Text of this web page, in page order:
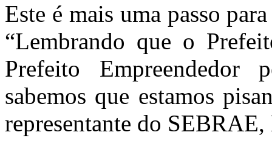
Este é mais uma passo
“Lembrando que o
Prefeito
sabemos que estamos
representante do